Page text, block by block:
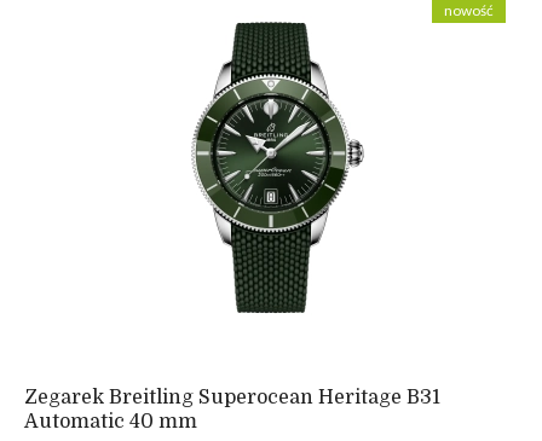
Zegarek Breitling Superocean Heritage B31
Automatic 40 mm
nowość